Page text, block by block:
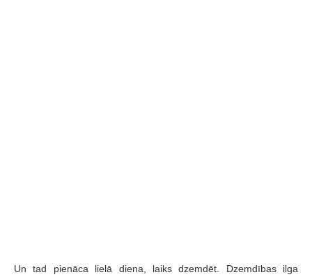
Un tad pienāca lielā diena, laiks dzemdēt. Dzemdības ilga